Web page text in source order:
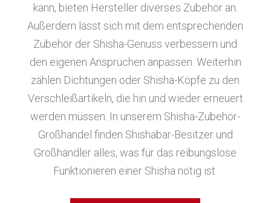
kann, bieten Hersteller diverses Zubehör an.
Außerdem lässt sich mit dem entsprechenden
Zubehör der Shisha-Genuss verbessern und
den eigenen Ansprüchen anpassen. Weiterhin
zählen Dichtungen oder Shisha-Köpfe zu den
Verschleißartikeln, die hin und wieder erneuert
werden müssen. In unserem Shisha-Zubehör-
Großhandel finden Shishabar-Besitzer und
Großhändler alles, was für das reibungslose
Funktionieren einer Shisha nötig ist.